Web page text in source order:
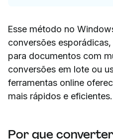
Esse método no
conversões
para documentos com
conversões em lote ou
ferramentas online
mais rápidos e eficientes.
Por que